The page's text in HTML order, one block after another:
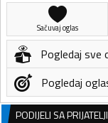
Sačuvaj oglas
Pogledaj sve
Pogledaj
PODIJELI SA